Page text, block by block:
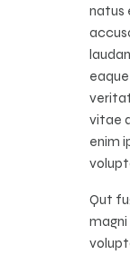
natus
vitae
enim
Qut
magni